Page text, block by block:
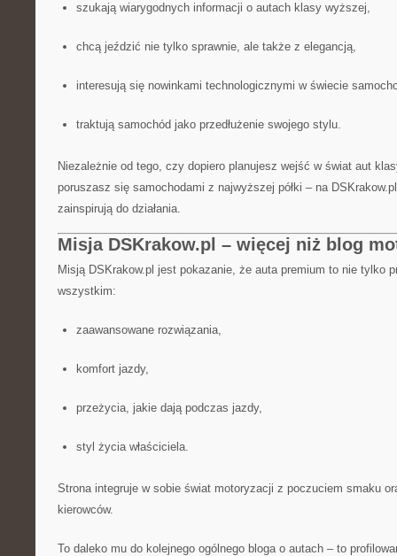
szukają wiarygodnych informacji o autach klasy wyższej,
chcą jeździć nie tylko sprawnie, ale także z elegancją,
interesują się nowinkami technologicznymi w świecie
traktują samochód jako przedłużenie swojego stylu.
Niezależnie od tego, czy dopiero planujesz wejść w świat aut
poruszasz się samochodami z najwyższej półki – na
zainspirują do działania.
Misja DSKrakow.pl – więcej niż blog
Misją DSKrakow.pl jest pokazanie, że auta premium to nie tylko
wszystkim:
zaawansowane rozwiązania,
komfort jazdy,
przeżycia, jakie dają podczas jazdy,
styl życia właściciela.
Strona integruje w sobie świat motoryzacji z poczuciem smaku
kierowców.
To daleko mu do kolejnego ogólnego bloga o autach – to